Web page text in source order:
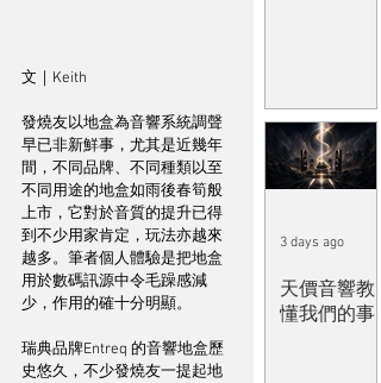
文｜Keith
發燒友以地盒為音響系統調聲
早已非新鮮事，尤其是近幾年
間，不同品牌、不同種類以至
不同用途的地盒如雨後春筍般
上市，它對於音質的提升已得
到不少用家肯定，玩法亦越來
越多。筆者個人體驗是把地盒
用於數碼訊源中令毛躁感減
少，作用的確十分明顯。
瑞典品牌Entreq 的音響地盒歷
史悠久，不少發燒友一提起地
天價音響教
懂我們的事
3 days ago